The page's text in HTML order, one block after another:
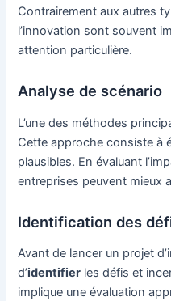
Contrairement aux autres
l’innovation sont souvent
attention particulière.
Analyse de scénario
L’une des méthodes
Cette approche consiste à
plausibles. En évaluant
entreprises peuvent mieux
Identification des
Avant de lancer un projet
d’identifier les défis et
implique une évaluation